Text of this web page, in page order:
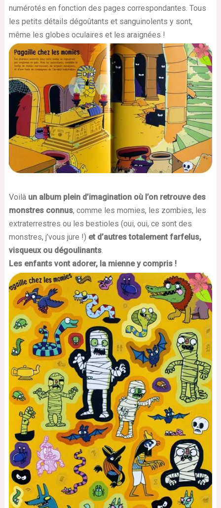
numérotés en fonction des pages correspondantes. Tous
les petits détails dégoûtants et sanguinolents y sont,
même les globes oculaires et les araignées !
Voilà un album plein d’imagination où l’on retrouve des
monstres connus, comme les momies, les zombies, les
extraterrestres ou les bestioles (oui, oui, ce sont des
monstres, j’vous jure !) et d’autres totalement farfelus,
visqueux ou dégoulinants.
Les enfants vont adorer, la mienne y compris !